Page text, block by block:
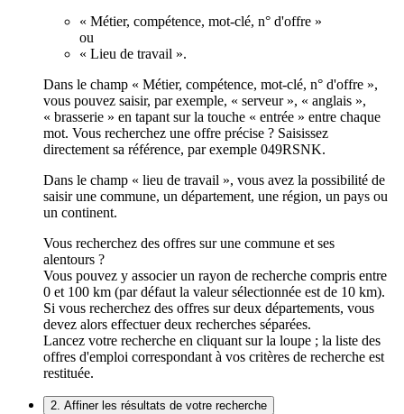
« Métier, compétence, mot-clé, n° d'offre »
ou
« Lieu de travail ».
Dans le champ « Métier, compétence, mot-clé, n° d'offre »,
vous pouvez saisir, par exemple, « serveur », « anglais »,
« brasserie » en tapant sur la touche « entrée » entre chaque
mot. Vous recherchez une offre précise ? Saisissez
directement sa référence, par exemple 049RSNK.
Dans le champ « lieu de travail », vous avez la possibilité de
saisir une commune, un département, une région, un pays ou
un continent.
Vous recherchez des offres sur une commune et ses
alentours ?
Vous pouvez y associer un rayon de recherche compris entre
0 et 100 km (par défaut la valeur sélectionnée est de 10 km).
Si vous recherchez des offres sur deux départements, vous
devez alors effectuer deux recherches séparées.
Lancez votre recherche en cliquant sur la loupe ; la liste des
offres d'emploi correspondant à vos critères de recherche est
restituée.
2. Affiner les résultats de votre recherche